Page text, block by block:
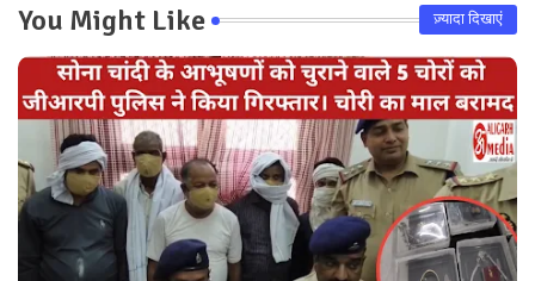
You Might Like ज़्यादा दिखाएं